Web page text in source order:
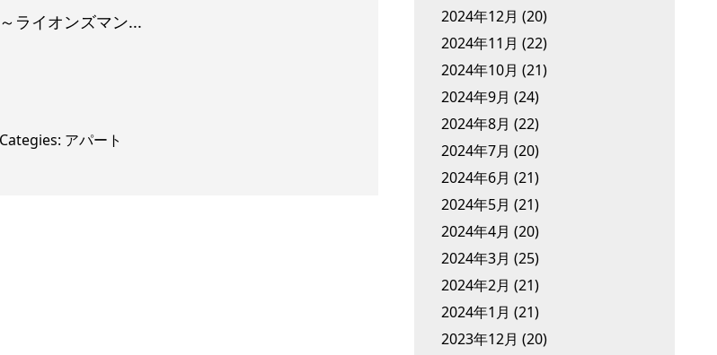
ライオンズマン...
Categies アパート
2024年12月 (20)
2024年11月 (22)
2024年10月 (21)
2024年9月 (24)
2024年8月 (22)
2024年7月 (20)
2024年6月 (21)
2024年5月 (21)
2024年4月 (20)
2024年3月 (25)
2024年2月 (21)
2024年1月 (21)
2023年12月 (20)